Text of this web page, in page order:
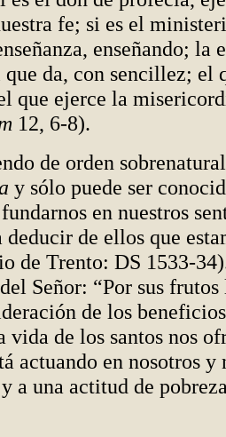
fe; si es el
enseñando; la
da, con sencillez; el
que ejerce la
12, 6-8).
de orden
y sólo puede ser
en nuestros
deducir de ellos que
de Trento: DS 1533-
Señor: “Por sus
de los
vida de los santos nos
actuando en nosotros y
a una actitud de